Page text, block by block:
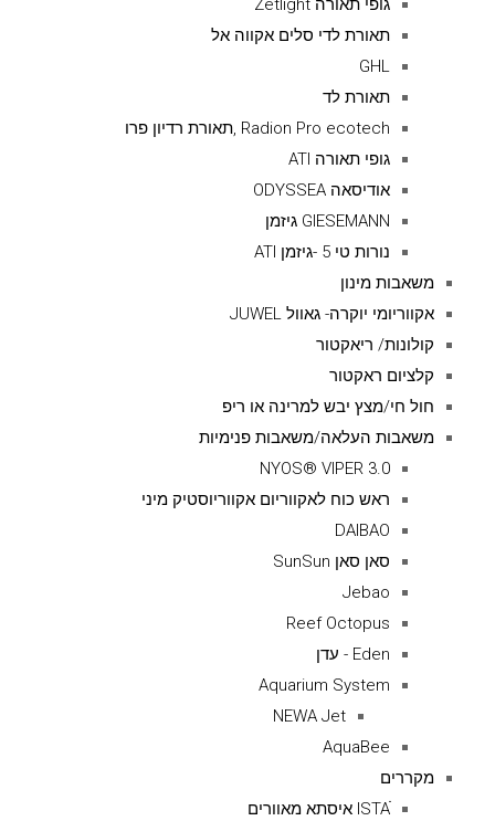
גופי תאורה Zetlight
תאורת לדי סלים אקווה אל
GHL
תאורת לד
Radion Pro ecotech ,תאורת רדיון פרו
גופי תאורה ATI
אודיסאה ODYSSEA
GIESEMANN גיזמן
נורות טי 5 -גיזמן ATI
משאבות מינון
אקווריומי יוקרה- גאוול JUWEL
קולונות/ ריאקטור
קלציום ראקטור
חול חי/מצץ יבש למרינה או ריפ
משאבות העלאה/משאבות פנימיות
NYOS® VIPER 3.0
ראש כוח לאקווריום אקווריוסטיק מיני
DAIBAO
סאן סאן SunSun
Jebao
Reef Octopus
Eden - עדן
Aquarium System
NEWA Jet
AquaBee
מקררים
ISTAׁׂ איסתא מאוורים